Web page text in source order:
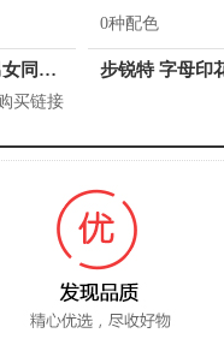
H&M 时髦慢跑裤 男女同款 0920040
买链接
0种配色